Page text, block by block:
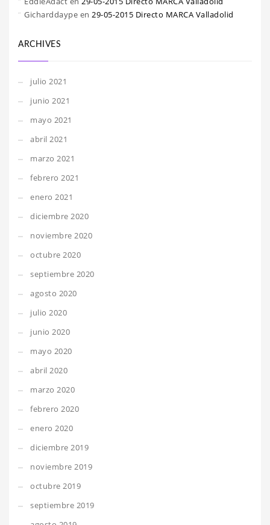
Gicharddaype en 29-05-2015 Directo MARCA Valladolid
ARCHIVES
julio 2021
junio 2021
mayo 2021
abril 2021
marzo 2021
febrero 2021
enero 2021
diciembre 2020
noviembre 2020
octubre 2020
septiembre 2020
agosto 2020
julio 2020
junio 2020
mayo 2020
abril 2020
marzo 2020
febrero 2020
enero 2020
diciembre 2019
noviembre 2019
octubre 2019
septiembre 2019